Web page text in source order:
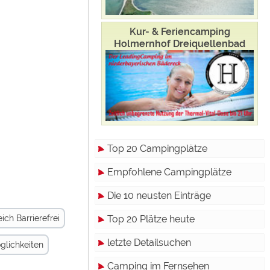
Barrierefrei
Kur- & Feriencamping
Holmernhof Dreiquellenbad
Top 20 Campingplätze
Empfohlene Campingplätze
Die 10 neusten Einträge
Top 20 Plätze heute
letzte Detailsuchen
Camping im Fernsehen